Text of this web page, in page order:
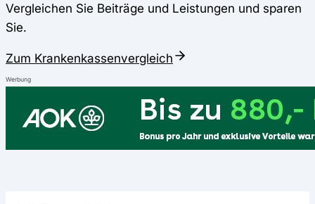
Vergleichen Sie Beiträge und Leistungen und sparen
Sie.
Zum Krankenkassenvergleich
Werbung